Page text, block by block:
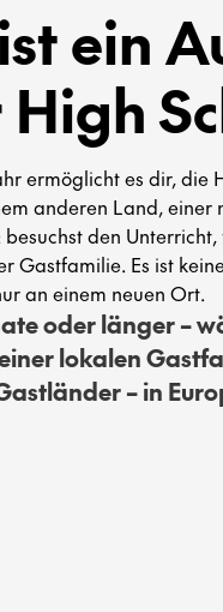
ein
ermöglicht es dir, die
anderen Land, einer
besuchst den
Gastfamilie. Es ist
an einem neuen Ort.
oder länger –
lokalen
– in